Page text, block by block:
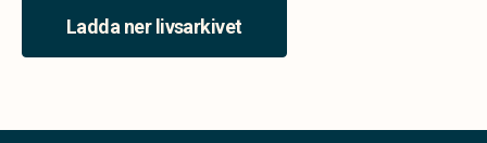
Ladda ner livsarkivet